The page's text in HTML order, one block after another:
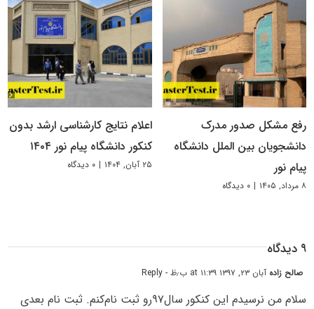
رفع مشکل صدور مدرک
دانشجویان بین الملل دانشگاه
پیام نور
۸ مرداد, ۱۴۰۵ | ۰ دیدگاه
اعلام نتایج کارشناسی ارشد بدون
کنکور دانشگاه پیام نور ۱۴۰۴
۲۵ آبان, ۱۴۰۴ | ۰ دیدگاه
۹ دیدگاه
صالح زاده آبان ۲۳, ۱۳۹۷ at ۱۱:۳۹ ب٫ظ - Reply
سلام من نرسیدم این کنکور سال۹۷رو ثبت نام‌کنم. ثبت نام بعدی